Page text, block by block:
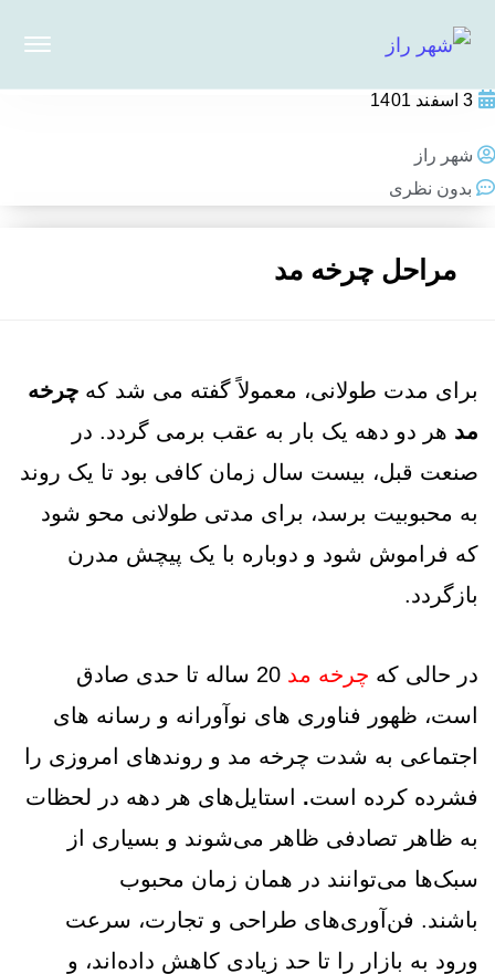
3 اسفند 1401
شهر راز
بدون نظری
مراحل چرخه مد
برای مدت طولانی، معمولاً گفته می شد که چرخه
مد هر دو دهه یک بار به عقب برمی گردد. در
صنعت قبل، بیست سال زمان کافی بود تا یک روند
به محبوبیت برسد، برای مدتی طولانی محو شود
که فراموش شود و دوباره با یک پیچش مدرن
بازگردد.
در حالی که چرخه مد
20 ساله تا حدی صادق
است، ظهور فناوری های نوآورانه و رسانه های
اجتماعی به شدت چرخه مد و روندهای امروزی را
فشرده کرده است.
استایل‌های هر دهه در لحظات
به ظاهر تصادفی ظاهر می‌شوند و بسیاری از
سبک‌ها می‌توانند در همان زمان محبوب
باشند. فن‌آوری‌های طراحی و تجارت، سرعت
ورود به بازار را تا حد زیادی کاهش داده‌اند، و